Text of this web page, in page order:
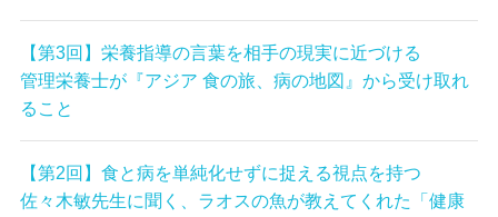
【第3回】栄養指導の言葉を相手の現実に近づける
管理栄養士が『アジア 食の旅、病の地図』から受け取れ
ること
【第2回】食と病を単純化せずに捉える視点を持つ
佐々木敏先生に聞く、ラオスの魚が教えてくれた「健康